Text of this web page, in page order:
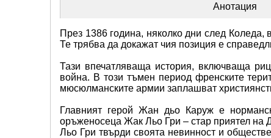
Анотация
През 1386 година, няколко дни след
Те трябва да докажат чия позиция е
Тази впечатляваща история, включваща
война. В този тъмен период френските
мюсюлманските армии заплашват
Главният герой Жан дьо Каруж е
оръженосеца Жак Льо Гри – стар приятел на
Льо Гри твърди своята невинност и